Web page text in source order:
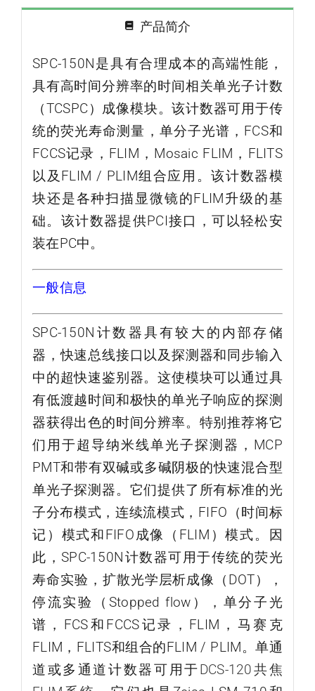
产品简介
SPC-150N是具有合理成本的高端性能，
具有高时间分辨率的时间相关单光子计数
（TCSPC）成像模块。该计数器可用于传
统的荧光寿命测量，单分子光谱，FCS和
FCCS记录，FLIM，Mosaic FLIM，FLITS
以及FLIM / PLIM组合应用。该计数器模
块还是各种扫描显微镜的FLIM升级的基
础。该计数器提供PCI接口，可以轻松安
装在PC中。
一般信息
SPC-150N计数器具有较大的内部存储
器，快速总线接口以及探测器和同步输入
中的超快速鉴别器。这使模块可以通过具
有低渡越时间和极快的单光子响应的探测
器获得出色的时间分辨率。特别推荐将它
们用于超导纳米线单光子探测器，MCP
PMT和带有双碱或多碱阴极的快速混合型
单光子探测器。它们提供了所有标准的光
子分布模式，连续流模式，FIFO（时间标
记）模式和FIFO成像（FLIM）模式。因
此，SPC-150N计数器可用于传统的荧光
寿命实验，扩散光学层析成像（DOT），
停流实验（Stopped flow），单分子光
谱，FCS和FCCS记录，FLIM，马赛克
FLIM，FLITS和组合的FLIM / PLIM。单通
道或多通道计数器可用于DCS-120共焦